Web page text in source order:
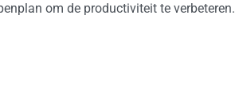
om de productiviteit te verbeteren.